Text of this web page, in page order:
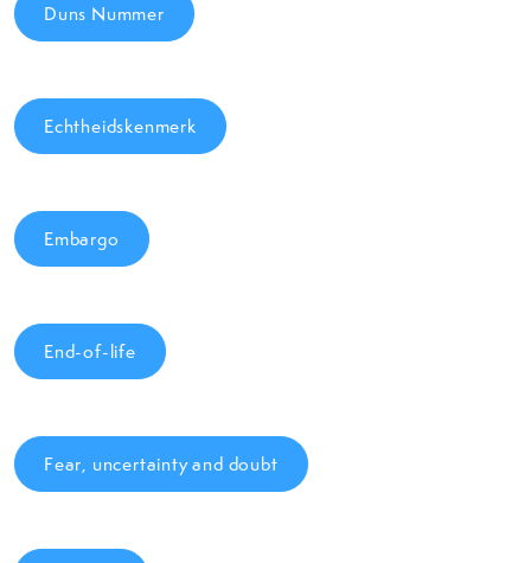
Duns Nummer
Echtheidskenmerk
Embargo
End-of-life
Fear, uncertainty and doubt